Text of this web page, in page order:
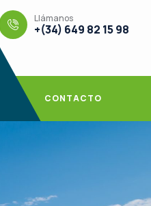
Llámanos
+(34) 649 82 15 98
CONTACTO